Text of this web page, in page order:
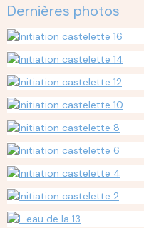
Dernières photos